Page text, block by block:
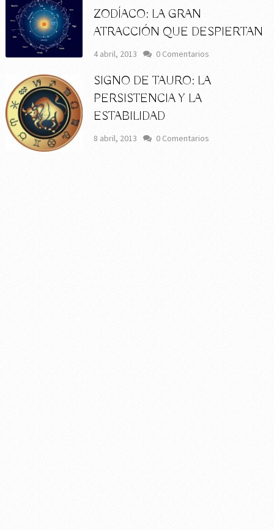
ZODÍACO: LA GRAN
ATRACCIÓN QUE DESPIERTAN
4 abril, 2013 0 Comentarios
SIGNO DE TAURO: LA
PERSISTENCIA Y LA
ESTABILIDAD
8 abril, 2013 0 Comentarios